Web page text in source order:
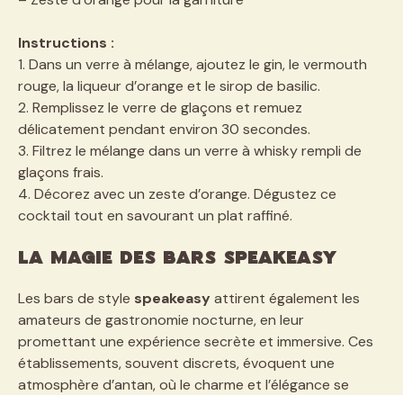
Instructions :
1. Dans un verre à mélange, ajoutez le gin, le vermouth
rouge, la liqueur d’orange et le sirop de basilic.
2. Remplissez le verre de glaçons et remuez
délicatement pendant environ 30 secondes.
3. Filtrez le mélange dans un verre à whisky rempli de
glaçons frais.
4. Décorez avec un zeste d’orange. Dégustez ce
cocktail tout en savourant un plat raffiné.
La magie des bars speakeasy
Les bars de style speakeasyattirent également les
amateurs de gastronomie nocturne, en leur
promettant une expérience secrète et immersive. Ces
établissements, souvent discrets, évoquent une
atmosphère d’antan, où le charme et l’élégance se